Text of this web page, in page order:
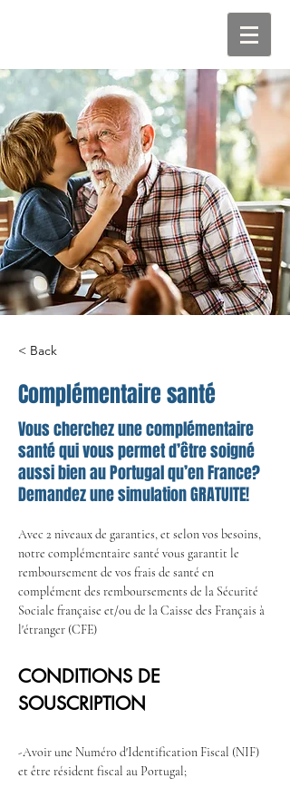
< Back
Complémentaire santé
Vous cherchez une complémentaire
santé qui vous permet d’être soigné
aussi bien au Portugal qu’en France?
Demandez une simulation GRATUITE!
Avec 2 niveaux de garanties, et selon vos besoins,
notre complémentaire santé vous garantit le
remboursement de vos frais de santé en
complément des remboursements de la Sécurité
Sociale française et/ou de la Caisse des Français à
l'étranger (CFE)
CONDITIONS DE
SOUSCRIPTION
-Avoir une Numéro d'Identification Fiscal (NIF)
et être résident fiscal au Portugal;